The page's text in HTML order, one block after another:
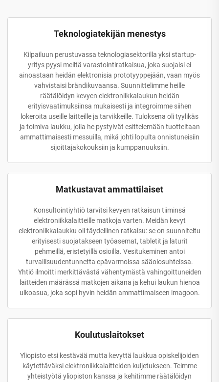
Teknologiatekijän menestys
Kilpailuun perustuvassa teknologiasektorilla yksi startup-
yritys pyysi meiltä varastointiratkaisua, joka suojaisi ei
ainoastaan heidän elektronisia prototyyppejään, vaan myös
vahvistaisi brändikuvaansa. Suunnittelimme heille
räätälöidyn kevyen elektroniikkalaukun heidän
erityisvaatimuksiinsa mukaisesti ja integroimme siihen
lokeroita useille laitteille ja tarvikkeille. Tuloksena oli tyylikäs
ja toimiva laukku, jolla he pystyivät esittelemään tuotteitaan
ammattimaisesti messuilla, mikä johti lopulta onnistuneisiin
sijoittajakokouksiin ja kumppanuuksiin.
Matkustavat ammattilaiset
Konsultointiyhtiö tarvitsi kevyen ratkaisun tiiminsä
elektroniikkalaitteille matkoja varten. Meidän kevyt
elektroniikkalaukku oli täydellinen ratkaisu: se on suunniteltu
erityisesti suojatakseen työasemat, tabletit ja laturit
pehmeillä, eristetyillä osioilla. Vesitukeminen antoi
turvallisuudentunnetta epävarmoissa sääolosuhteissa.
Yhtiö ilmoitti merkittävästä vähentymästä vahingoittuneiden
laitteiden määrässä matkojen aikana ja kehui laukun hienoa
ulkoasua, joka sopi hyvin heidän ammattimaiseen imagoon.
Koulutuslaitokset
Yliopisto etsi kestävää mutta kevyttä laukkua opiskelijoiden
käytettäväksi elektroniikkalaitteiden kuljetukseen. Teimme
yhteistyötä yliopiston kanssa ja kehitimme räätälöidyn